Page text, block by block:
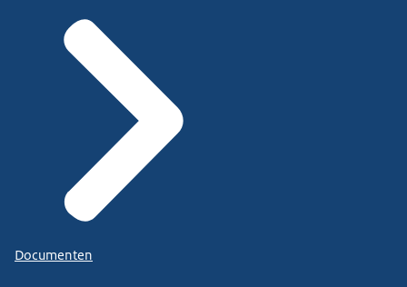
Documenten